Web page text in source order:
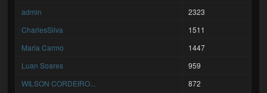
admin
2323
CharlesSilva
1511
Maria Carmo
1447
Luan Soares
959
WILSON CORDEIRO...
872